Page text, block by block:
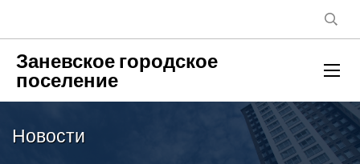
Заневское городское
поселение
Новости